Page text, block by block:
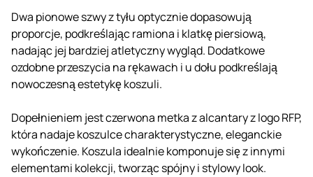
Dwa pionowe szwy z tyłu optycznie dopasowują
proporcje, podkreślając ramiona i klatkę piersiową,
nadając jej bardziej atletyczny wygląd. Dodatkowe
ozdobne przeszycia na rękawach i u dołu podkreślają
nowoczesną estetykę koszuli.
Dopełnieniem jest czerwona metka z alcantary z logo RFP,
która nadaje koszulce charakterystyczne, eleganckie
wykończenie. Koszula idealnie komponuje się z innymi
elementami kolekcji, tworząc spójny i stylowy look.